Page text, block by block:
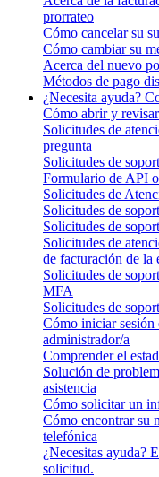
prorrateo
Cómo cancelar su
Cómo cambiar su
Acerca del nuevo
Métodos de pago
¿Necesita ayuda?
Cómo abrir y
Solicitudes de
pregunta
Solicitudes de
Formulario de API
Solicitudes de
Solicitudes de
Solicitudes de
Solicitudes de
de facturación de la
Solicitudes de
MFA
Solicitudes de
Cómo iniciar sesión
administrador/a
Comprender el
Solución de
asistencia
Cómo solicitar un
Cómo encontrar su
telefónica
¿Necesitas ayuda?
solicitud.